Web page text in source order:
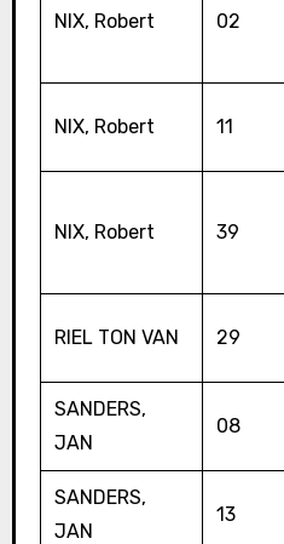
NIX, Robert 02
NIX, Robert 11
NIX, Robert 39
RIEL TON VAN 29
SANDERS,
JAN
08
SANDERS,
JAN
13